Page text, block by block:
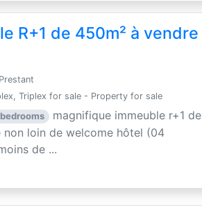
R+1 de 450m² à vendre
Triplex for sale - Property for sale
magnifique immeuble r+1 de
loin de welcome hôtel (04
de ...